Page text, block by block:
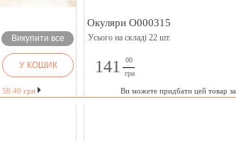
Викупити все
У КОШИК
58.40 грн
Окуляри O000315
Усього на складі 22 шт.
141
00
грн
Ви можете придбати цей товар за